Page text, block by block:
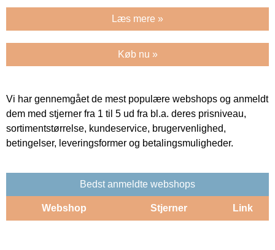
Læs mere »
Køb nu »
Vi har gennemgået de mest populære webshops og anmeldt
dem med stjerner fra 1 til 5 ud fra bl.a. deres prisniveau,
sortimentstørrelse, kundeservice, brugervenlighed,
betingelser, leveringsformer og betalingsmuligheder.
Bedst anmeldte webshops
Webshop Stjerner Link